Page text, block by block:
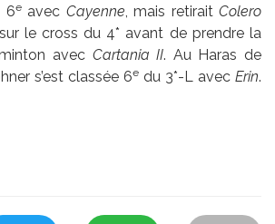
6eavec Cayenne, mais retirait Colero
le cross du 4* avant de prendre la
avec Cartania II. Au Haras de
s’est classée 6e du 3*-L avec Erin.